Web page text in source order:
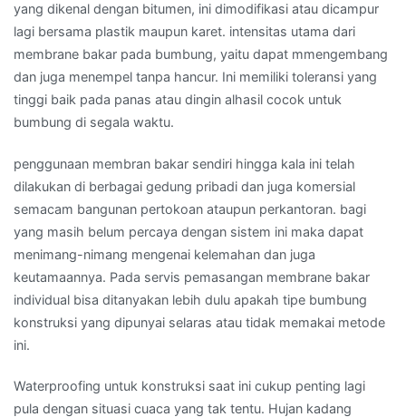
yang dikenal dengan bitumen, ini dimodifikasi atau dicampur
lagi bersama plastik maupun karet. intensitas utama dari
membrane bakar pada bumbung, yaitu dapat mmengembang
dan juga menempel tanpa hancur. Ini memiliki toleransi yang
tinggi baik pada panas atau dingin alhasil cocok untuk
bumbung di segala waktu.
penggunaan membran bakar sendiri hingga kala ini telah
dilakukan di berbagai gedung pribadi dan juga komersial
semacam bangunan pertokoan ataupun perkantoran. bagi
yang masih belum percaya dengan sistem ini maka dapat
menimang-nimang mengenai kelemahan dan juga
keutamaannya. Pada servis pemasangan membrane bakar
individual bisa ditanyakan lebih dulu apakah tipe bumbung
konstruksi yang dipunyai selaras atau tidak memakai metode
ini.
Waterproofing untuk konstruksi saat ini cukup penting lagi
pula dengan situasi cuaca yang tak tentu. Hujan kadang